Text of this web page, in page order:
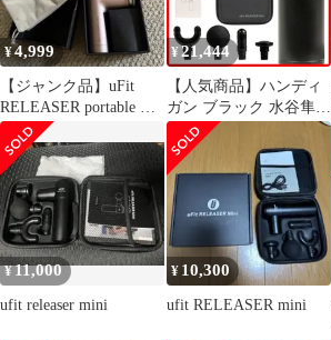
¥4,999
【ジャンク品】uFit
RELEASER portable ユ
ーフィット
¥ 21,444
【人気商品】ハンディ
ガン ブラック 水谷隼
プロアスリート愛用 プ
レゼント 180日 使い方
動画 アタッチメント4
種 振動レベル4段階 静
音 500g 軽量 8mm振幅
強力 ミニ 筋膜リリース
ガン Mini RELEASER
uFit
¥11,000
ufit releaser mini
¥ 10,300
ufit RELEASER mini